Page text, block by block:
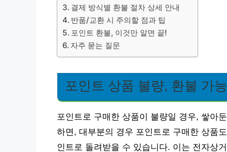
결제 방식별 환불 절차 상세 안내
반품/교환 시 주의할 점과 팁
포인트 환불, 이것만 알면 끝!
자주 묻는 질문
포인트 상품 불량, 환불 가
포인트로 구매한 상품이 불량일 경우, 쌓아
하면, 대부분의 경우 포인트로 구매한 상품
인트로 돌려받을 수 있습니다. 이는 전자상